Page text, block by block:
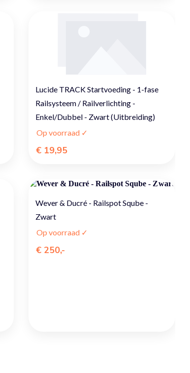
Lucide TRACK Startvoeding - 1-fase
Railsysteem / Railverlichting -
Enkel/Dubbel - Zwart (Uitbreiding)
Op voorraad ✓
€ 19,95
Wever & Ducré - Railspot Sqube -
Zwart
Op voorraad ✓
€ 250,-